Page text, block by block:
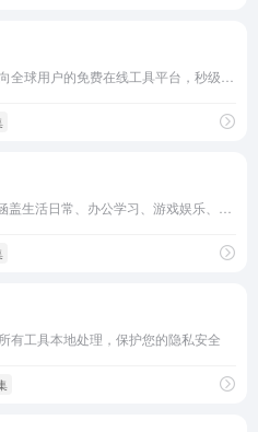
有工具本地处理，保护您的隐私安全